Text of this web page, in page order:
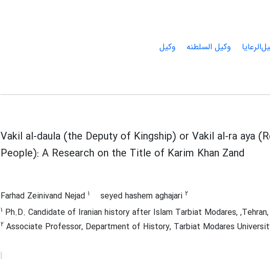
وکیل السلطنه
وکیل
Vakil al-daula (the Deputy of Kingship) or Vakil al-ra aya
People): A Research on the Title of Karim Khan Zand
Farhad Zeinivand Nejad 1 seyed hashem aghajari 2
1 Ph.D. Candidate of Iranian history after Islam Tarbiat Modares, ,Tehran,
2 Associate Professor, Department of History, Tarbiat Modares